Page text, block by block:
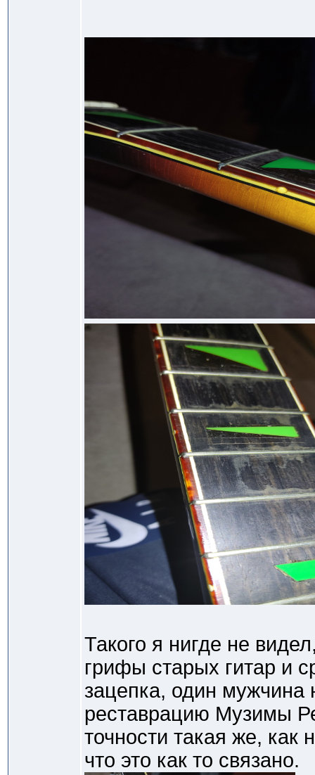
Такого я нигде не
грифы старых гитар и
зацепка, один
реставрацию Музимы
точности такая же, как
что это как то связано.